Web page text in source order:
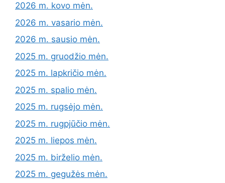
2026 m. kovo mėn.
2026 m. vasario mėn.
2026 m. sausio mėn.
2025 m. gruodžio mėn.
2025 m. lapkričio mėn.
2025 m. spalio mėn.
2025 m. rugsėjo mėn.
2025 m. rugpjūčio mėn.
2025 m. liepos mėn.
2025 m. birželio mėn.
2025 m. gegužės mėn.